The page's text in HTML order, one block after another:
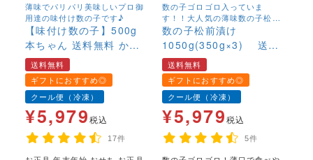
薄味でパリパリ美味しいプロ御
用達の味付け数の子です♪
【味付け数の子】500g
本ちゃん 送料無料 かず
のこ カズノコ 味付
き 薄味 関西風 アメ
リカ・カナダ産 冷凍
高級
送料無料
ギフトにおすすめ◎
クール便（冷凍）
¥5,979税込
17件
数の子ゴロゴロ入っていま
す！！大人気の薄味数の子松前
漬け。
数の子松前漬け
1050g(350g×3) 送料
無料 かずのこ まつまえ
づけ 薄味 白醤油 国
産材料
送料無料
ギフトにおすすめ◎
クール便（冷凍）
¥5,979税込
5件